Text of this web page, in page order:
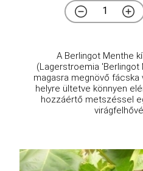
A Berlingot Menthe
(Lagerstroemia
magasra megnövő fácska
helyre ültetve könnyen
hozzáértő metszéssel